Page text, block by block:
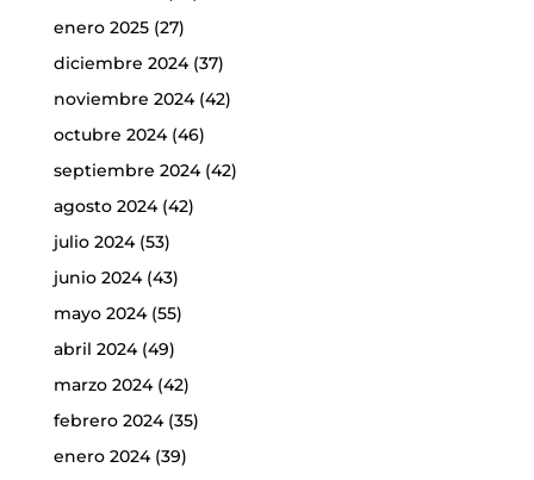
enero 2025(27)
diciembre 2024(37)
noviembre 2024(42)
octubre 2024(46)
septiembre 2024(42)
agosto 2024(42)
julio 2024(53)
junio 2024(43)
mayo 2024(55)
abril 2024(49)
marzo 2024(42)
febrero 2024(35)
enero 2024(39)